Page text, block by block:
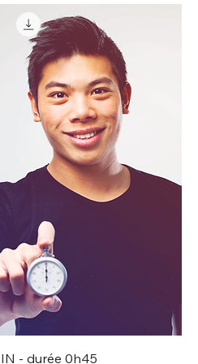
- durée 0h45